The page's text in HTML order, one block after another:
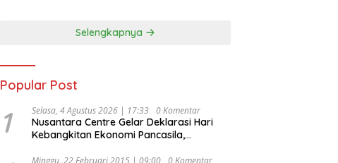
Selengkapnya
Popular Post
1 Selasa, 4 Agustus 2026 | 17:33 0 Komentar
Nusantara Centre Gelar Deklarasi Hari
Kebangkitan Ekonomi Pancasila,
Djojohadikusumo Anti Penjajahan
Minggu, 22 Februari 2015 | 09:00 0 Komentar